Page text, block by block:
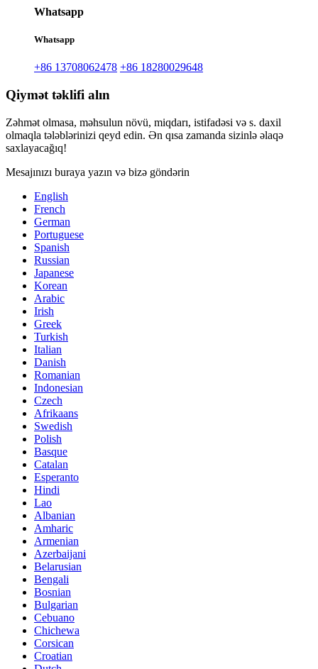
Whatsapp
Whatsapp
+86 13708062478 +86 18280029648
Qiymət təklifi alın
Zəhmət olmasa, məhsulun növü, miqdarı, istifadəsi və s. daxil
olmaqla tələblərinizi qeyd edin. Ən qısa zamanda sizinlə əlaqə
saxlayacağıq!
Mesajınızı buraya yazın və bizə göndərin
English
French
German
Portuguese
Spanish
Russian
Japanese
Korean
Arabic
Irish
Greek
Turkish
Italian
Danish
Romanian
Indonesian
Czech
Afrikaans
Swedish
Polish
Basque
Catalan
Esperanto
Hindi
Lao
Albanian
Amharic
Armenian
Azerbaijani
Belarusian
Bengali
Bosnian
Bulgarian
Cebuano
Chichewa
Corsican
Croatian